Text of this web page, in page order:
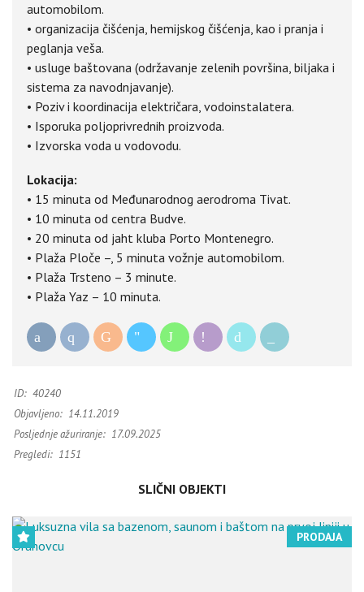
automobilom.
• organizacija čišćenja, hemijskog čišćenja, kao i pranja i
peglanja veša.
• usluge baštovana (održavanje zelenih površina, biljaka i
sistema za navodnjavanje).
• Poziv i koordinacija električara, vodoinstalatera.
• Isporuka poljoprivrednih proizvoda.
• Izvorska voda u vodovodu.
Lokacija:
• 15 minuta od Međunarodnog aerodroma Tivat.
• 10 minuta od centra Budve.
• 20 minuta od jaht kluba Porto Montenegro.
• Plaža Ploče –, 5 minuta vožnje automobilom.
• Plaža Trsteno – 3 minute.
• Plaža Yaz – 10 minuta.
ID: 40240
Objavljeno: 14.11.2019
Posljednje ažuriranje: 17.09.2025
Pregledi: 1151
SLIČNI OBJEKTI
PRODAJA